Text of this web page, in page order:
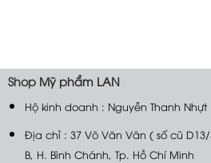
Shop Mỹ phẩm LAN
Hộ kinh doanh : Nguyễn Thanh Nhựt
Địa chỉ : 37 Võ Văn Vân ( số cũ
B, H. Bình Chánh, Tp. Hồ Chí Minh